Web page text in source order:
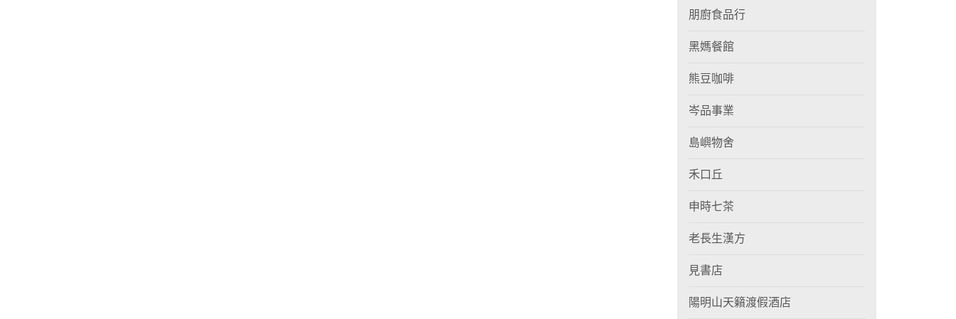
朋廚食品行
黑媽餐館
熊豆咖啡
岑品事業
島嶼物舍
禾口丘
申時七茶
老長生漢方
見書店
陽明山天籟渡假酒店